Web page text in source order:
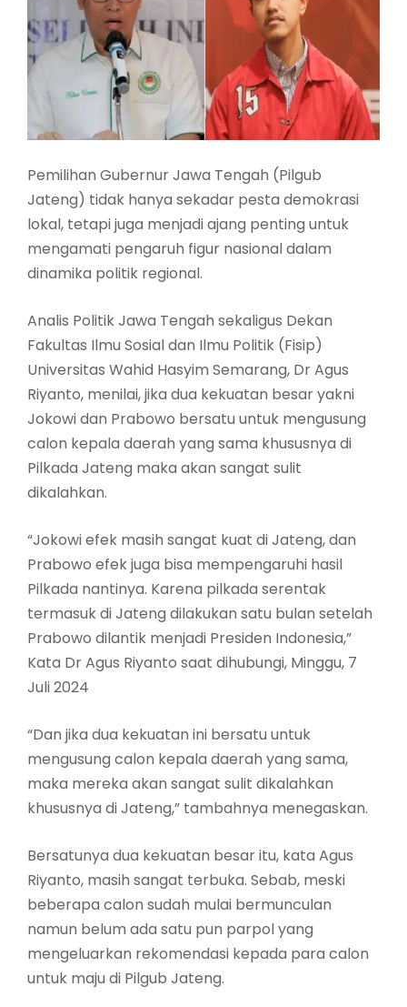
Pemilihan Gubernur Jawa Tengah (Pilgub
Jateng) tidak hanya sekadar pesta demokrasi
lokal, tetapi juga menjadi ajang penting untuk
mengamati pengaruh figur nasional dalam
dinamika politik regional.
Analis Politik Jawa Tengah sekaligus Dekan
Fakultas Ilmu Sosial dan Ilmu Politik (Fisip)
Universitas Wahid Hasyim Semarang, Dr Agus
Riyanto, menilai, jika dua kekuatan besar yakni
Jokowi dan Prabowo bersatu untuk mengusung
calon kepala daerah yang sama khususnya di
Pilkada Jateng maka akan sangat sulit
dikalahkan.
“Jokowi efek masih sangat kuat di Jateng, dan
Prabowo efek juga bisa mempengaruhi hasil
Pilkada nantinya. Karena pilkada serentak
termasuk di Jateng dilakukan satu bulan setelah
Prabowo dilantik menjadi Presiden Indonesia,”
Kata Dr Agus Riyanto saat dihubungi, Minggu, 7
Juli 2024
“Dan jika dua kekuatan ini bersatu untuk
mengusung calon kepala daerah yang sama,
maka mereka akan sangat sulit dikalahkan
khususnya di Jateng,” tambahnya menegaskan.
Bersatunya dua kekuatan besar itu, kata Agus
Riyanto, masih sangat terbuka. Sebab, meski
beberapa calon sudah mulai bermunculan
namun belum ada satu pun parpol yang
mengeluarkan rekomendasi kepada para calon
untuk maju di Pilgub Jateng.